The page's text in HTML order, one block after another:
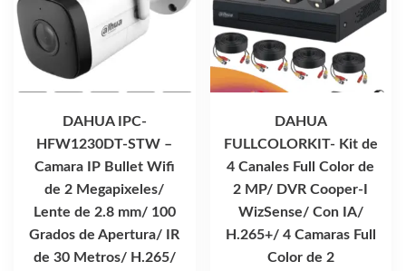
DAHUA IPC-
HFW1230DT-STW –
Camara IP Bullet Wifi
de 2 Megapixeles/
Lente de 2.8 mm/ 100
Grados de Apertura/ IR
de 30 Metros/ H.265/
DAHUA
FULLCOLORKIT- Kit de
4 Canales Full Color de
2 MP/ DVR Cooper-I
WizSense/ Con IA/
H.265+/ 4 Camaras Full
Color de 2